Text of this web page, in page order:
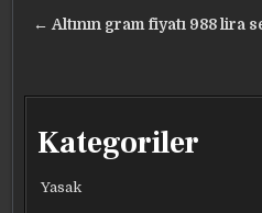
← Altının gram fiyatı 988 lira
Kategoriler
Yasak